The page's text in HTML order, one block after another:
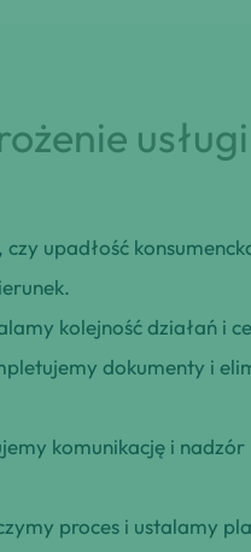
upadłość
kolejność działań i
dokumenty i
komunikację i nadzór
proces i ustalamy